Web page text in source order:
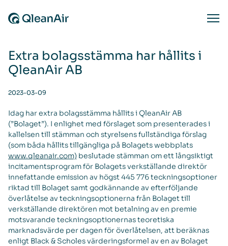
Extra bolagsstämma har hållits i
QleanAir AB
2023-03-09
Idag har extra bolagsstämma hållits i QleanAir AB
(”Bolaget”). I enlighet med förslaget som presenterades i
kallelsen till stämman och styrelsens fullständiga förslag
(som båda hållits tillgängliga på Bolagets webbplats
www.qleanair.com) beslutade stämman om ett långsiktigt
incitamentsprogram för Bolagets verkställande direktör
innefattande emission av högst 445 776 teckningsoptioner
riktad till Bolaget samt godkännande av efterföljande
överlåtelse av teckningsoptionerna från Bolaget till
verkställande direktören mot betalning av en premie
motsvarande teckningsoptionernas teoretiska
marknadsvärde per dagen för överlåtelsen, att beräknas
enligt Black & Scholes värderingsformel av en av Bolaget